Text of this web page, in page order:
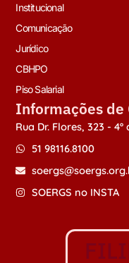
Institucional
Comunicação
Jurídico
CBHPO
Piso Salarial
Informações de
Rua Dr. Flores, 323 -
51 98116.8100
SOERGS no INSTA